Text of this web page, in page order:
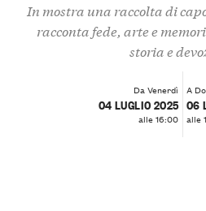
In mostra una raccolta di
racconta fede, arte e
storia e
Da Venerdì
04 LUGLIO 2025
alle 16:00
A
06
alle